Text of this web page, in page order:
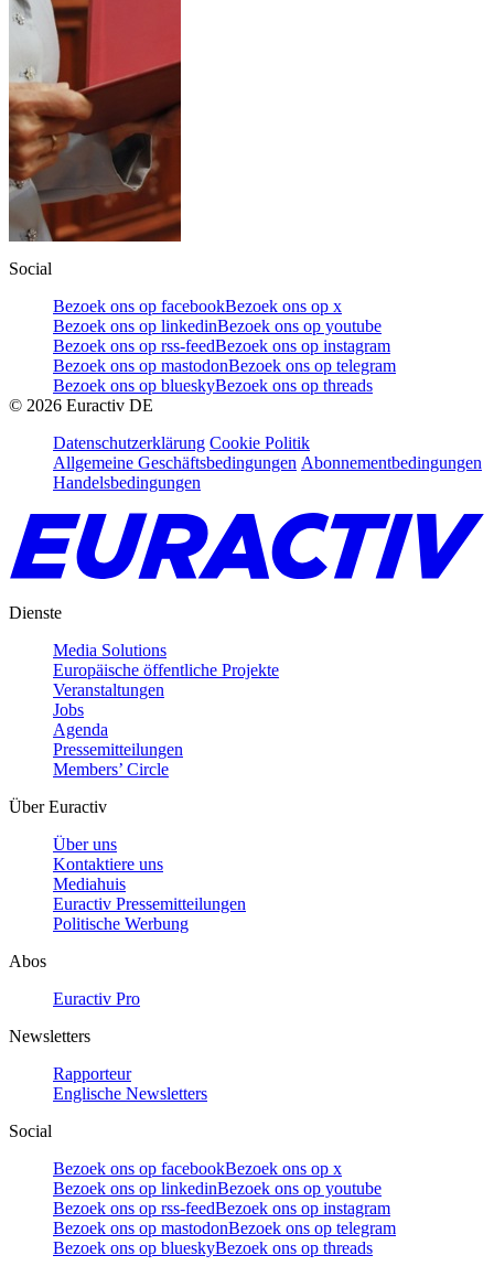
Social
Bezoek ons op facebookBezoek ons op x
Bezoek ons op linkedinBezoek ons op youtube
Bezoek ons op rss-feedBezoek ons op instagram
Bezoek ons op mastodonBezoek ons op telegram
Bezoek ons op blueskyBezoek ons op threads
© 2026 Euractiv DE
Datenschutzerklärung Cookie Politik
Allgemeine Geschäftsbedingungen Abonnementbedingungen
Handelsbedingungen
Dienste
Media Solutions
Europäische öffentliche Projekte
Veranstaltungen
Jobs
Agenda
Pressemitteilungen
Members’ Circle
Über Euractiv
Über uns
Kontaktiere uns
Mediahuis
Euractiv Pressemitteilungen
Politische Werbung
Abos
Euractiv Pro
Newsletters
Rapporteur
Englische Newsletters
Social
Bezoek ons op facebookBezoek ons op x
Bezoek ons op linkedinBezoek ons op youtube
Bezoek ons op rss-feedBezoek ons op instagram
Bezoek ons op mastodonBezoek ons op telegram
Bezoek ons op blueskyBezoek ons op threads